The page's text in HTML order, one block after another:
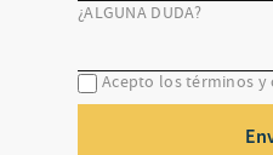
¿ALGUNA DUDA?
Acepto los términos y